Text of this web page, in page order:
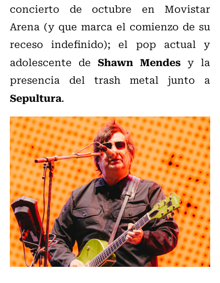
concierto de octubre en Movistar
Arena (y que marca el comienzo de su
receso indefinido); el pop actual y
adolescente de Shawn Mendes y la
presencia del trash metal junto a
Sepultura.